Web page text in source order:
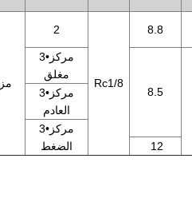
2
Rc1/8
8.8
3•مركز
مغلق
8.5
3•مركز
العادم
3•مركز
الضغط
12